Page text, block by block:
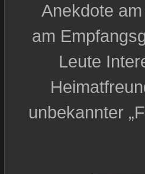
Anekdote
am
Leute
unbekannter